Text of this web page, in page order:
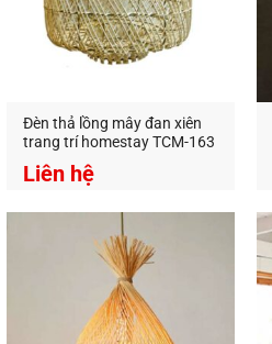
Địa Chỉ:412 Phạm Văn
Tp.Hồ Chí Minh
https://anandecor.vn/
Đèn thả lồng mây đan xiên
trang trí homestay TCM-163
Liên hệ